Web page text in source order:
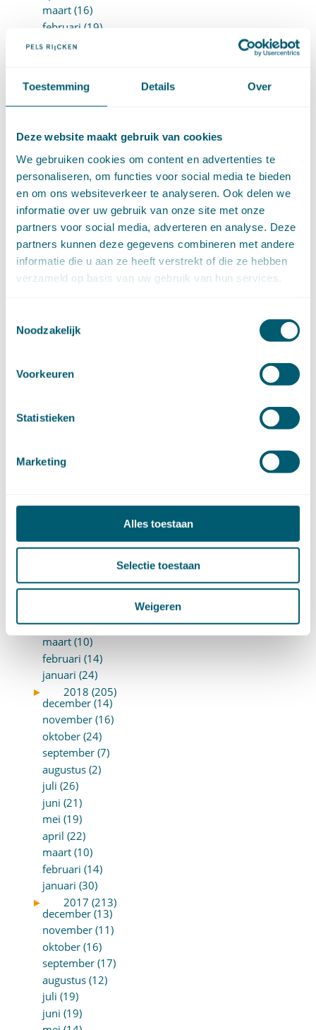
Toestemming Details Over
Deze website maakt gebruik van cookies
We gebruiken cookies om content en advertenties te
personaliseren, om functies voor social media te bieden
en om ons websiteverkeer te analyseren. Ook delen we
informatie over uw gebruik van onze site met onze
partners voor social media, adverteren en analyse. Deze
partners kunnen deze gegevens combineren met andere
informatie die u aan ze heeft verstrekt of die ze hebben
verzameld op basis van uw gebruik van hun services.
Noodzakelijk
Voorkeuren
Statistieken
Marketing
Alles toestaan
Selectie toestaan
Weigeren
maart (16)
februari (19)
januari (15)
november (9)
oktober (13)
augustus (7)
juli (4)
juni (14)
april (11)
februari (11)
januari (15)
december (6)
september (8)
juni (14)
april (20)
januari (17)
november (8)
september (8)
juni (10)
april (18)
maart (10)
februari (14)
januari (24)
►
2018 (205)
december (14)
november (16)
oktober (24)
september (7)
augustus (2)
juli (26)
juni (21)
mei (19)
april (22)
maart (10)
februari (14)
januari (30)
►
2017 (213)
december (13)
november (11)
oktober (16)
september (17)
augustus (12)
juli (19)
juni (19)